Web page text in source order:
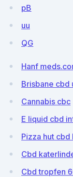
pB
uu
QG
Hanf
Brisbane cbd
Cannabis cbc
E liquid cbd
Pizza hut cbd
Cbd
Cbd tropfen